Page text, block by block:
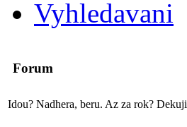
Vyhledavani
Forum
Idou? Nadhera, beru. Az za rok?